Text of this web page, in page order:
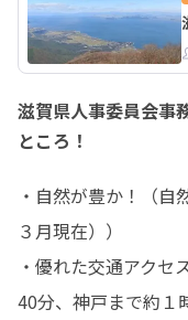
滋賀県人事委員会事
ところ！
・自然が豊か！（自
３月現在））
・優れた交通アクセ
40分、神戸まで約１